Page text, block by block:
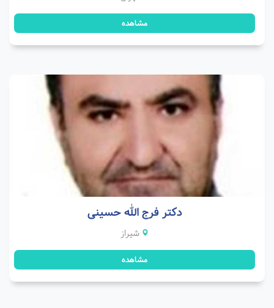
مشاهده
دکتر فرج الله حسینی
شیراز
مشاهده